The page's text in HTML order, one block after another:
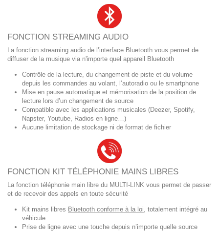
FONCTION STREAMING AUDIO
La fonction streaming audio de l’interface Bluetooth vous permet de
diffuser de la musique via n'importe quel appareil Bluetooth
Contrôle de la lecture, du changement de piste et du volume
depuis les commandes au volant, l’autoradio ou le smartphone
Mise en pause automatique et mémorisation de la position de
lecture lors d’un changement de source
Compatible avec les applications musicales (Deezer, Spotify,
Napster, Youtube, Radios en ligne…)
Aucune limitation de stockage ni de format de fichier
FONCTION KIT TÉLÉPHONIE MAINS LIBRES
La fonction téléphonie main libre du MULTI-LINK vous permet de passer
et de recevoir des appels en toute sécurité
Kit mains libres Bluetooth conforme à la loi , totalement intégré au
véhicule
Prise de ligne avec une touche depuis n’importe quelle source